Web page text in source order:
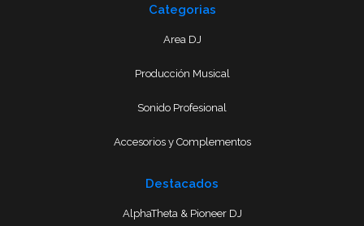
Categorias
Area DJ
Producción Musical
Sonido Profesional
Accesorios y Complementos
Destacados
AlphaTheta & Pioneer DJ